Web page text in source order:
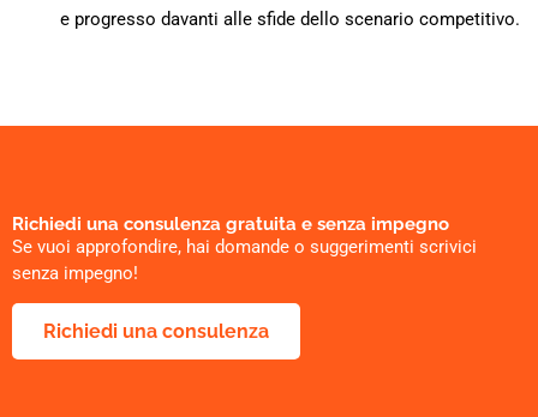
e progresso davanti alle sfide dello scenario competitivo.
Richiedi una consulenza gratuita e senza impegno
Se vuoi approfondire, hai domande o suggerimenti scrivici
senza impegno!
Richiedi una consulenza